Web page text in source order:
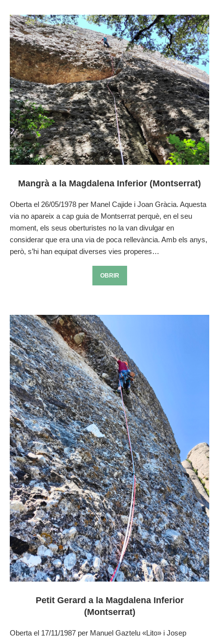
Mangrà a la Magdalena Inferior (Montserrat)
Oberta el 26/05/1978 per Manel Cajide i Joan Gràcia. Aquesta
via no apareix a cap guia de Montserrat perquè, en el seu
moment, els seus oberturistes no la van divulgar en
considerar que era una via de poca rellevància. Amb els anys,
però, s’hi han equipat diverses vies properes…
OBRIR
Petit Gerard a la Magdalena Inferior
(Montserrat)
Oberta el 17/11/1987 per Manuel Gaztelu «Lito» i Josep